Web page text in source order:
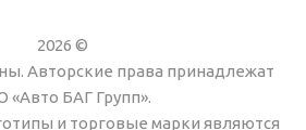
2026 ©
Авторские права принадлежат
«Авто БАГ Групп».
и торговые марки являются